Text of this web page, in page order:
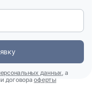
данных, а
договораоферты